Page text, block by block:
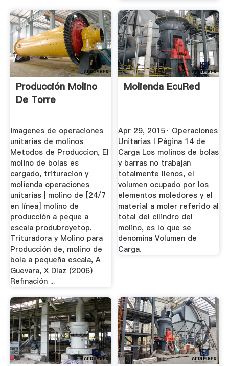
Producción Molino
De Torre
imagenes de operaciones
unitarias de molinos
Metodos de Produccion, El
molino de bolas es
cargado, trituracion y
molienda operaciones
unitarias | molino de [24/7
en línea] molino de
producción a peque a
escala produbroyetop.
Trituradora y Molino para
Producción de, molino de
bola a pequeña escala, A
Guevara, X Díaz (2006)
Refinación ...
Molienda EcuRed
Apr 29, 2015· Operaciones
Unitarias I Página 14 de
Carga Los molinos de bolas
y barras no trabajan
totalmente llenos, el
volumen ocupado por los
elementos moledores y el
material a moler referido al
total del cilindro del
molino, es lo que se
denomina Volumen de
Carga.